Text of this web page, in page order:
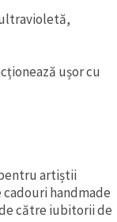
ușor cu
artiștii
handmade
către iubitorii de